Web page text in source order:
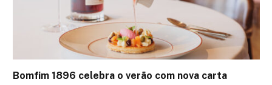
Bomfim 1896 celebra o verão com nova carta